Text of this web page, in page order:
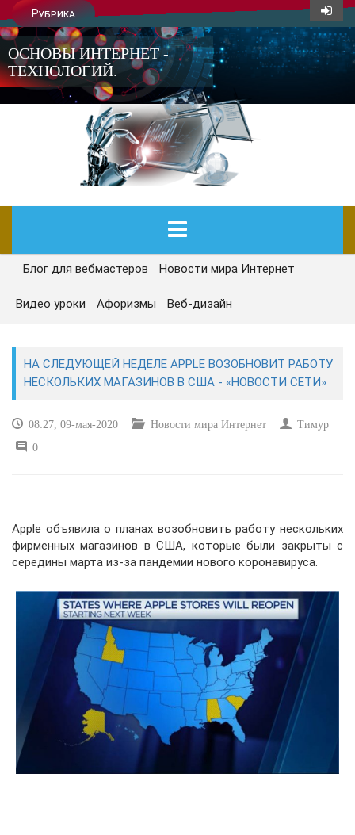
Рубрика
ОСНОВЫ ИНТЕРНЕТ -
ТЕХНОЛОГИЙ.
ГЛАВНАЯ
СЕГОДНЯ
РЕМОНТ И СОВЕТЫ
Блог для вебмастеров Новости мира Интернет
Видео уроки Афоризмы Веб-дизайн
НА СЛЕДУЮЩЕЙ НЕДЕЛЕ APPLE ВОЗОБНОВИТ РАБОТУ
НЕСКОЛЬКИХ МАГАЗИНОВ В США - «НОВОСТИ СЕТИ»
08:27, 09-мая-2020 Новости мира Интернет
Тимур
0
Apple объявила о планах возобновить работу нескольких
фирменных магазинов в США, которые были закрыты с
середины марта из-за пандемии нового коронавируса.